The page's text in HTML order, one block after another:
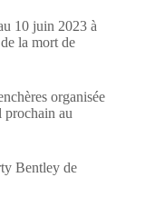
10 juin 2023 à
la mort de
organisée
prochain au
Bentley de